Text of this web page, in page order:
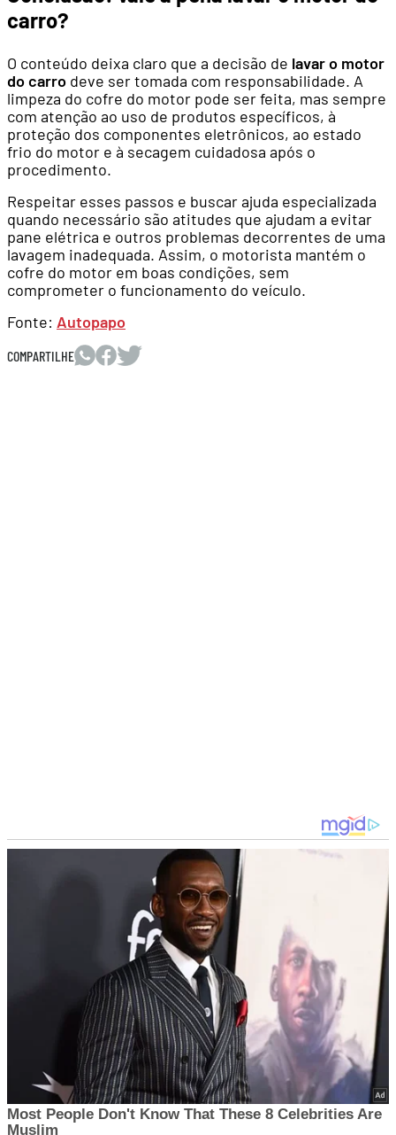
carro?
O conteúdo deixa claro que a decisão de lavar o motor
do carro deve ser tomada com responsabilidade. A
limpeza do cofre do motor pode ser feita, mas sempre
com atenção ao uso de produtos específicos, à
proteção dos componentes eletrônicos, ao estado
frio do motor e à secagem cuidadosa após o
procedimento.
Respeitar esses passos e buscar ajuda especializada
quando necessário são atitudes que ajudam a evitar
pane elétrica e outros problemas decorrentes de uma
lavagem inadequada. Assim, o motorista mantém o
cofre do motor em boas condições, sem
comprometer o funcionamento do veículo.
Fonte: Autopapo
COMPARTILHE